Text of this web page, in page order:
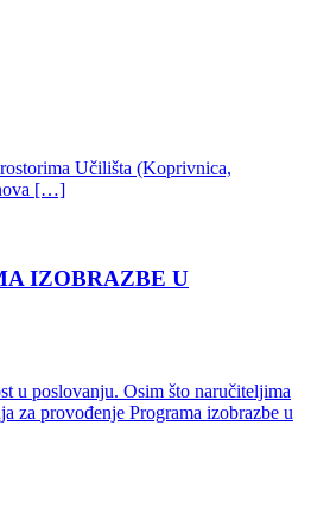
Učilišta (Koprivnica,
nova […]
IZOBRAZBE U
u poslovanju. Osim što naručiteljima
za provođenje Programa izobrazbe u